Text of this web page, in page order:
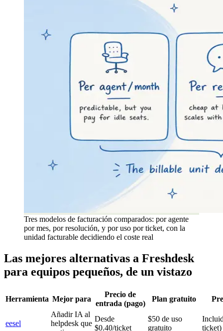
Tres modelos de facturación comparados: por agente
por mes, por resolución, y por uso por ticket, con la
unidad facturable decidiendo el coste real
Las mejores alternativas a Freshdesk
para equipos pequeños, de un vistazo
Herramienta Mejor para
Precio de
entrada (pago)
Plan gratuito
eesel
Añadir IA al
helpdesk que
Desde
$0.40/ticket
$50 de uso
gratuito
ticket)